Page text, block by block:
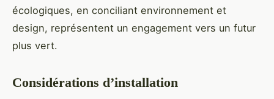
écologiques, en conciliant environnement et
design, représentent un engagement vers un futur
plus vert.
Considérations d’installation